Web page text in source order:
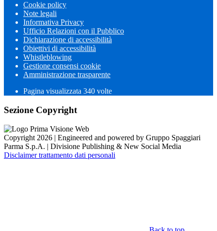
Cookie policy
Note legali
Informativa Privacy
Ufficio Relazioni con il Pubblico
Dichiarazione di accessibilità
Obiettivi di accessibilità
Whistleblowing
Gestione consensi cookie
Amministrazione trasparente
Pagina visualizzata 340 volte
Sezione Copyright
Copyright 2026 | Engineered and powered by Gruppo Spaggiari
Parma S.p.A. | Divisione Publishing & New Social Media
Disclaimer trattamento dati personali